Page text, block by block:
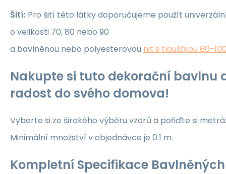
Šití: Pro šití této látky doporučujeme použít
o velikosti 70, 80 nebo 90
a bavlněnou nebo polyesterovou nit s tloušťkou 60-
Nakupte si tuto dekorační bavlnu
radost do svého domova!
Vyberte si ze širokého výběru vzorů a pořiďte si
Minimální množství v objednávce je 0.1 m.
Kompletní Specifikace